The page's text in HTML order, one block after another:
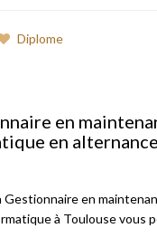
Diplome
en
en
Gestionnaire en
à Toulouse vous